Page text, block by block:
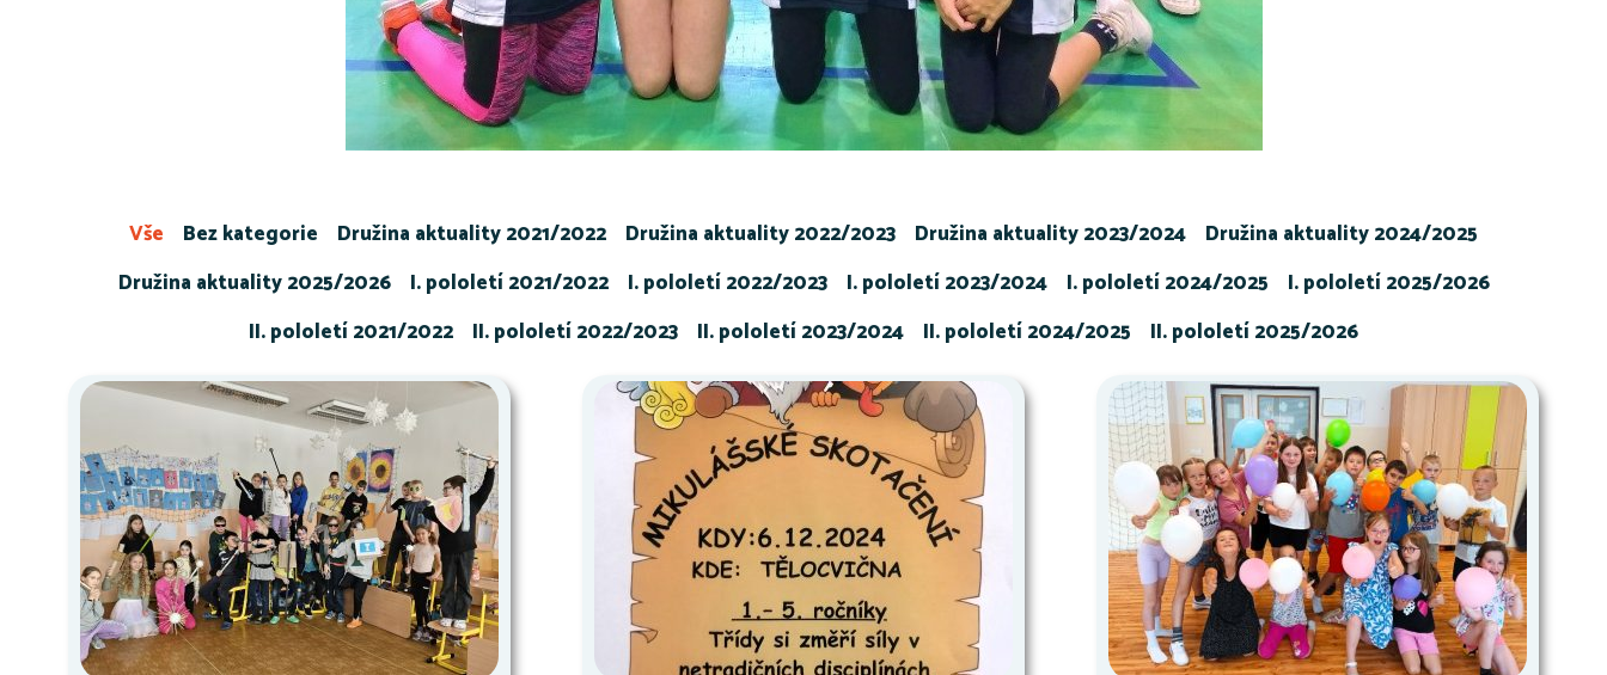
Bez kategorie Družina aktuality 2021/2022 Družina aktuality 2022/2023 Družina aktuality 2023/2024
Družina aktuality 2024/2025
Družina aktuality 2025/2026
I. pololetí 2021/2022 I. pololetí 2022/2023 I. pololetí 2023/2024 I. pololetí 2024/2025
I. pololetí 2025/2026
II. pololetí 2021/2022
II. pololetí 2022/2023 II. pololetí 2023/2024 II. pololetí 2024/2025 II. pololetí 2025/2026
Vše